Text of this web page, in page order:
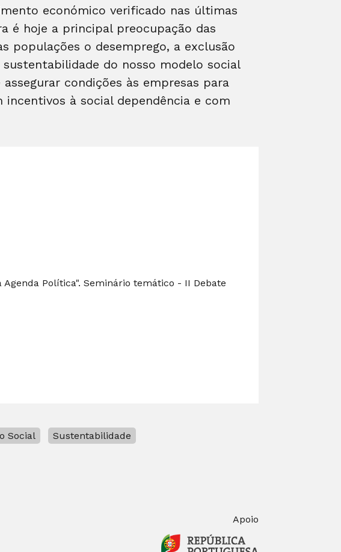
económico verificado nas últimas
é hoje a principal preocupação das
populações o desemprego, a exclusão
do nosso modelo social
condições às empresas para
à social dependência e com
Política". Seminário temático - II Debate
Social Sustentabilidade
Apoio